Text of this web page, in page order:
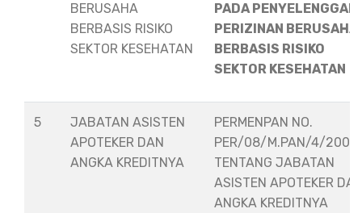
BERUSAHA
BERBASIS RISIKO
SEKTOR KESEHATAN
PADA
PERIZINAN BERUSAHA
BERBASIS RISIKO
SEKTOR KESEHATAN
5
JABATAN ASISTEN
APOTEKER DAN
ANGKA KREDITNYA
PERMENPAN NO.
PER/08/M.PAN/4/2008
TENTANG JABATAN
ASISTEN APOTEKER
ANGKA KREDITNYA